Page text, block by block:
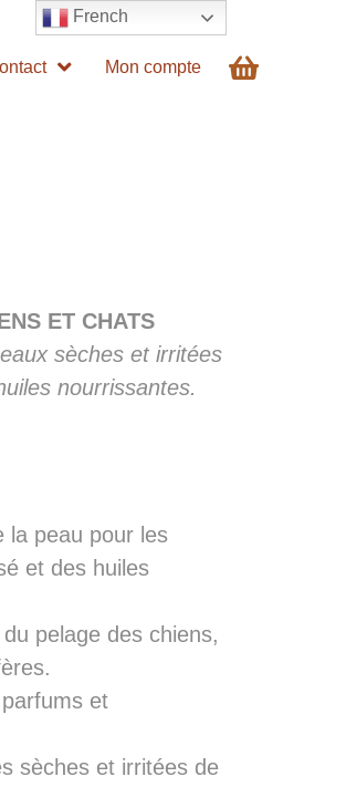
Mon compte
ET CHATS
sèches et irritées
nourrissantes.
la peau pour les
et des huiles
pelage des chiens,
et
sèches et irritées de
French